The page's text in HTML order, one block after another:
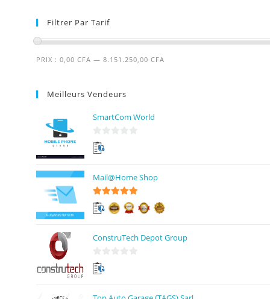
Filtrer Par Tarif
PRIX : 0,00 CFA — 8.151.250,00 CFA
Meilleurs Vendeurs
SmartCom World
0
s
r
5
Mail@Home Shop
5sur 5
ConstruTech Depot Group
0
s